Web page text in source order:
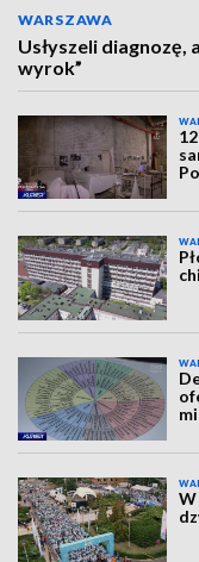
WARSZAWA
Usłyszeli diagnozę,
wyrok”